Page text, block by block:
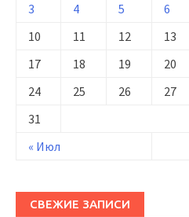
« Июл
3
4 5 6
10
11 12 13
17
18 19 20
24
25 26 27
31
СВЕЖИЕ ЗАПИСИ